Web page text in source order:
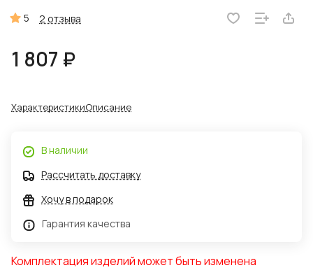
5 2 отзыва
1 807 ₽
ХарактеристикиОписание
В наличии
Рассчитать доставку
Хочу в подарок
Гарантия качества
Комплектация изделий может быть изменена